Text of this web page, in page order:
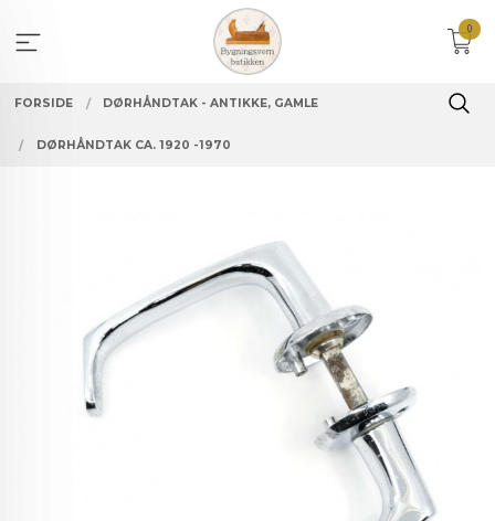
innholdet
0
FORSIDE DØRHÅNDTAK - ANTIKKE, GAMLE
DØRHÅNDTAK CA. 1920 -1970